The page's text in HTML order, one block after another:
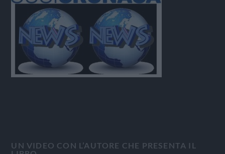
UN VIDEO CON L’AUTORE CHE PRESENTA IL